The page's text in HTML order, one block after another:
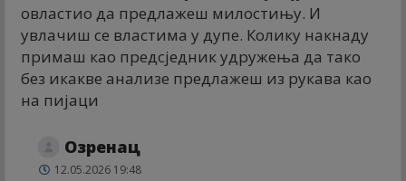
овластио да предлажеш милостињу. И
увлачиш се властима у дупе. Колику накнаду
примаш као предсједник удружења да тако
без икакве анализе предлажеш из рукава као
на пијаци
Озренац
12.05.2026 19:48